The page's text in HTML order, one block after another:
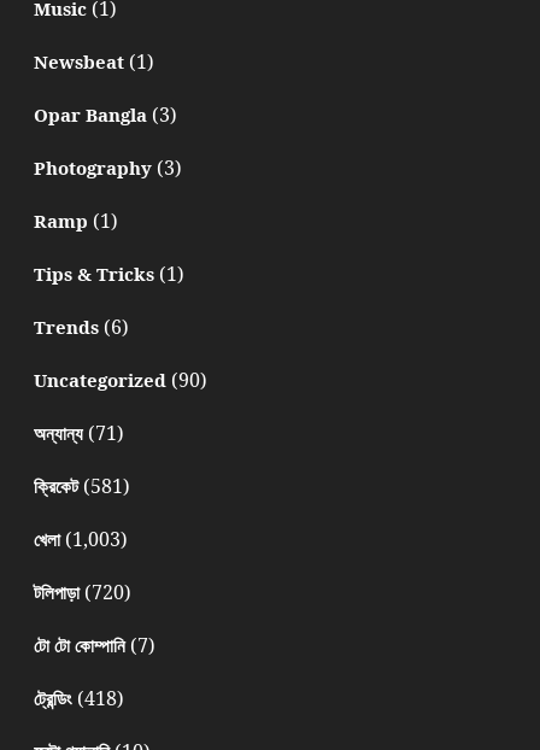
Music(1)
Newsbeat(1)
Opar Bangla(3)
Photography(3)
Ramp (1)
Tips & Tricks(1)
Trends(6)
Uncategorized(90)
অন্যান্য(71)
ক্রিকেট(581)
খেলা(1,003)
টলিপাড়া(720)
টো টো কোম্পানি(7)
ট্রেন্ডিং(418)